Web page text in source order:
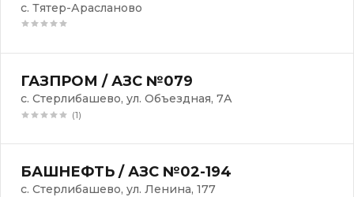
с. Тятер-Арасланово
ГАЗПРОМ / АЗС №079
с. Стерлибашево, ул. Объездная, 7А
(1)
БАШНЕФТЬ / АЗС №02-194
с. Стерлибашево, ул. Ленина, 177